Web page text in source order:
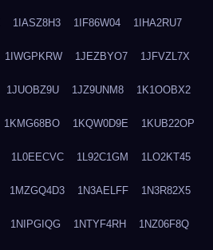
1IASZ8H3 1IF86W04 1IHA2RU7
1IWGPKRW 1JEZBYO7 1JFVZL7X
1JUOBZ9U 1JZ9UNM8 1K1OOBX2
1KMG68BO 1KQW0D9E 1KUB22OP
1L0EECVC 1L92C1GM 1LO2KT45
1MZGQ4D3 1N3AELFF 1N3R82X5
1NIPGIQG 1NTYF4RH 1NZ06F8Q